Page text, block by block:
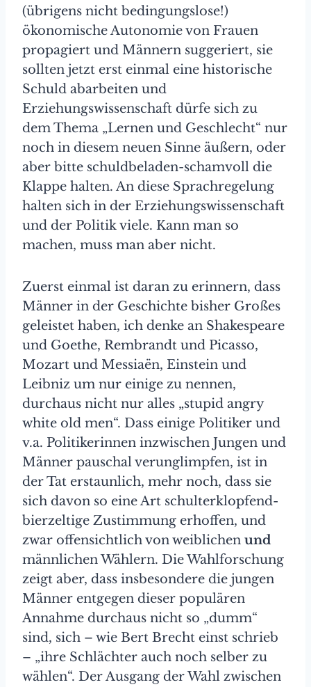
(übrigens nicht bedingungslose!)
ökonomische Autonomie von Frauen
propagiert und Männern suggeriert, sie
sollten jetzt erst einmal eine historische
Schuld abarbeiten und
Erziehungswissenschaft dürfe sich zu
dem Thema „Lernen und Geschlecht“ nur
noch in diesem neuen Sinne äußern, oder
aber bitte schuldbeladen-schamvoll die
Klappe halten. An diese Sprachregelung
halten sich in der Erziehungswissenschaft
und der Politik viele. Kann man so
machen, muss man aber nicht.
Zuerst einmal ist daran zu erinnern, dass
Männer in der Geschichte bisher Großes
geleistet haben, ich denke an Shakespeare
und Goethe, Rembrandt und Picasso,
Mozart und Messiaën, Einstein und
Leibniz um nur einige zu nennen,
durchaus nicht nur alles „stupid angry
white old men“. Dass einige Politiker und
v.a. Politikerinnen inzwischen Jungen und
Männer pauschal verunglimpfen, ist in
der Tat erstaunlich, mehr noch, dass sie
sich davon so eine Art schulterklopfend-
bierzeltige Zustimmung erhoffen, und
zwar offensichtlich von weiblichen und
männlichen Wählern. Die Wahlforschung
zeigt aber, dass insbesondere die jungen
Männer entgegen dieser populären
Annahme durchaus nicht so „dumm“
sind, sich – wie Bert Brecht einst schrieb
– „ihre Schlächter auch noch selber zu
wählen“. Der Ausgang der Wahl zwischen